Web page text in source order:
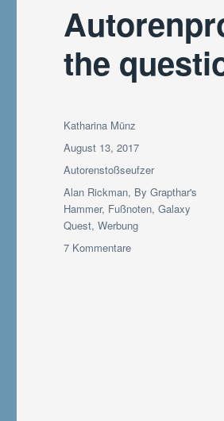
the
Autor
Katharina Münz
Veröffentlicht
am
August 13, 2017
Kategorien
Autorenstoßseufzer
Schlagwörter
Alan Rickman, By Grapthar's
Hammer, Fußnoten,Galaxy
Quest,Werbung
7 Kommentarezu